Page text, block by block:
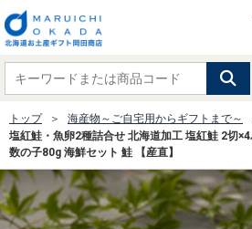
トップ
海産物～ご自宅用からギフトまで～
塩紅鮭・魚卵2種詰合せ 北海道加工 塩紅鮭 2切
数の子80g 海鮮セット 鮭 【産直】